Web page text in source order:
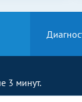
3 минут.